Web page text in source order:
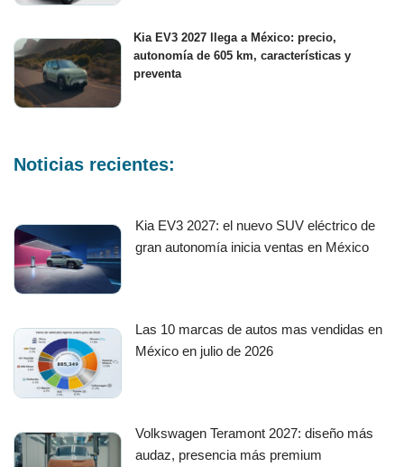
Kia EV3 2027 llega a México: precio,
autonomía de 605 km, características y
preventa
Noticias recientes:
Kia EV3 2027: el nuevo SUV eléctrico de
gran autonomía inicia ventas en México
Las 10 marcas de autos mas vendidas en
México en julio de 2026
Volkswagen Teramont 2027: diseño más
audaz, presencia más premium